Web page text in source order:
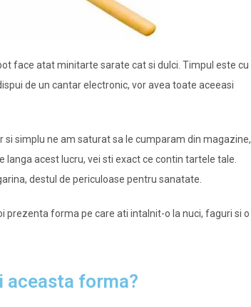
face atat minitarte sarate cat si dulci. Timpul este cu
de un cantar electronic, vor avea toate aceeasi
simplu ne am saturat sa le cumparam din magazine,
acest lucru, vei sti exact ce contin tartele tale.
destul de periculoase pentru sanatate.
forma pe care ati intalnit-o la nuci, faguri si o
aceasta forma?